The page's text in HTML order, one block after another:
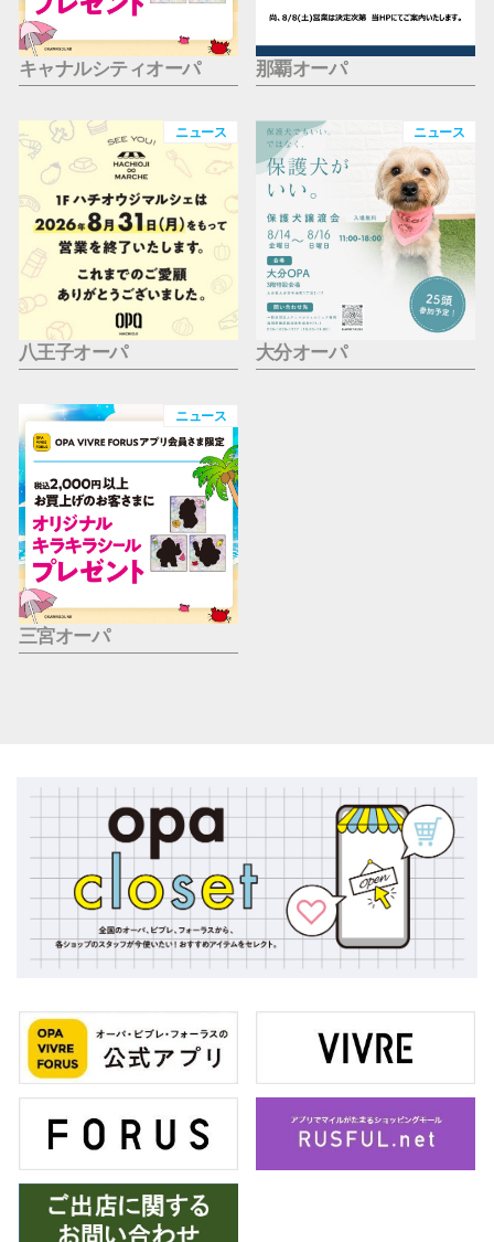
キャナルシティオーパ 那覇オーパ
ニュース
八王子オーパ
ニュース
大分オーパ
ニュース
三宮オーパ